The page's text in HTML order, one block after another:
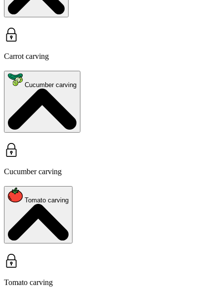
Carrot carving
Cucumber carving
Cucumber carving
Tomato carving
Tomato carving